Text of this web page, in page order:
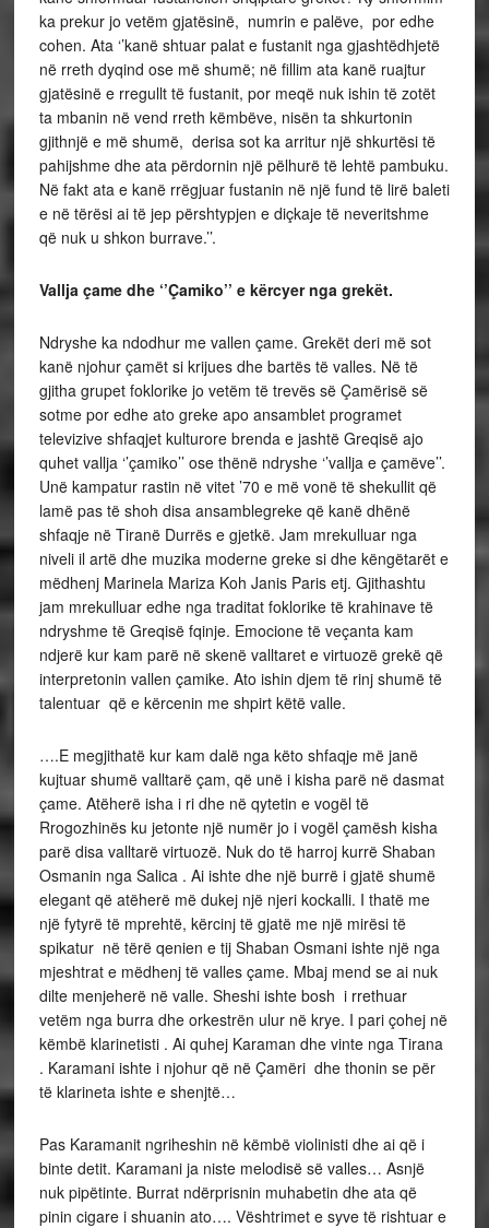
ka prekur jo vetëm gjatësinë, numrin e palëve, por edhe
cohen. Ata ‘’kanë shtuar palat e fustanit nga gjashtëdhjetë
në rreth dyqind ose më shumë; në fillim ata kanë ruajtur
gjatësinë e rregullt të fustanit, por meqë nuk ishin të zotët
ta mbanin në vend rreth këmbëve, nisën ta shkurtonin
gjithnjë e më shumë, derisa sot ka arritur një shkurtësi të
pahijshme dhe ata përdornin një pëlhurë të lehtë pambuku.
Në fakt ata e kanë rrëgjuar fustanin në një fund të lirë baleti
e në tërësi ai të jep përshtypjen e diçkaje të neveritshme
që nuk u shkon burrave.’’.
Vallja çame dhe ‘’Çamiko’’ e kërcyer nga grekët.
Ndryshe ka ndodhur me vallen çame. Grekët deri më sot
kanë njohur çamët si krijues dhe bartës të valles. Në të
gjitha grupet foklorike jo vetëm të trevës së Çamërisë së
sotme por edhe ato greke apo ansamblet programet
televizive shfaqjet kulturore brenda e jashtë Greqisë ajo
quhet vallja ‘’çamiko’’ ose thënë ndryshe ‘’vallja e çamëve’’.
Unë kampatur rastin në vitet ’70 e më vonë të shekullit që
lamë pas të shoh disa ansamblegreke që kanë dhënë
shfaqje në Tiranë Durrës e gjetkë. Jam mrekulluar nga
niveli il artë dhe muzika moderne greke si dhe këngëtarët e
mëdhenj Marinela Mariza Koh Janis Paris etj. Gjithashtu
jam mrekulluar edhe nga traditat foklorike të krahinave të
ndryshme të Greqisë fqinje. Emocione të veçanta kam
ndjerë kur kam parë në skenë valltaret e virtuozë grekë që
interpretonin vallen çamike. Ato ishin djem të rinj shumë të
talentuar që e kërcenin me shpirt këtë valle.
….E megjithatë kur kam dalë nga këto shfaqje më janë
kujtuar shumë valltarë çam, që unë i kisha parë në dasmat
çame. Atëherë isha i ri dhe në qytetin e vogël të
Rrogozhinës ku jetonte një numër jo i vogël çamësh kisha
parë disa valltarë virtuozë. Nuk do të harroj kurrë Shaban
Osmanin nga Salica . Ai ishte dhe një burrë i gjatë shumë
elegant që atëherë më dukej një njeri kockalli. I thatë me
një fytyrë të mprehtë, kërcinj të gjatë me një mirësi të
spikatur në tërë qenien e tij Shaban Osmani ishte një nga
mjeshtrat e mëdhenj të valles çame. Mbaj mend se ai nuk
dilte menjeherë në valle. Sheshi ishte bosh i rrethuar
vetëm nga burra dhe orkestrën ulur në krye. I pari çohej në
këmbë klarinetisti . Ai quhej Karaman dhe vinte nga Tirana
. Karamani ishte i njohur që në Çamëri dhe thonin se për
të klarineta ishte e shenjtë…
Pas Karamanit ngriheshin në këmbë violinisti dhe ai që i
binte detit. Karamani ja niste melodisë së valles… Asnjë
nuk pipëtinte. Burrat ndërprisnin muhabetin dhe ata që
pinin cigare i shuanin ato…. Vështrimet e syve të rishtuar e